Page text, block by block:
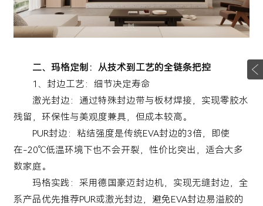
二、玛格定制：从技术到工艺的全链条把控
1、封边工艺：细节决定寿命
激光封边：通过特殊封边带与板材焊接，实现零胶水
残留，环保性与美观度兼具，但成本较高。
PUR封边：粘结强度是传统EVA封边的3倍，即使
在-20℃低温环境下也不会开裂，性价比突出，适合大多
数家庭。
玛格实践：采用德国豪迈封边机，实现无缝封边，全
系产品优先推荐PUR或激光封边，避免EVA封边易溢胶的